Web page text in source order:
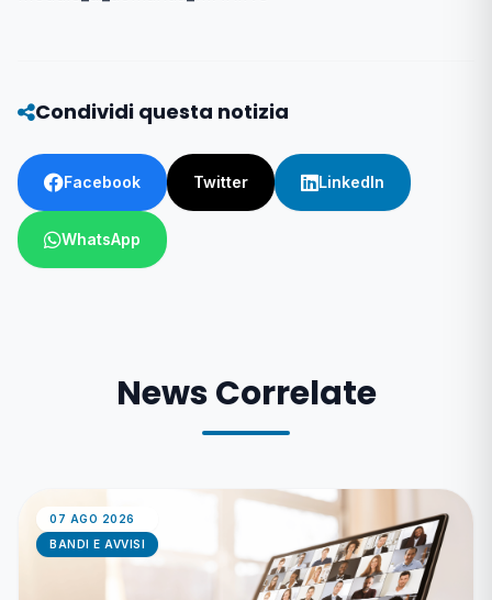
Condividi questa notizia
Facebook Twitter LinkedIn
WhatsApp
News Correlate
07 AGO 2026
BANDI E AVVISI